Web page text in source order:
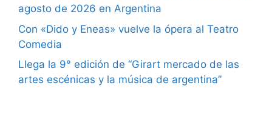
agosto de 2026 en Argentina
Con «Dido y Eneas» vuelve la ópera al Teatro
Comedia
Llega la 9° edición de “Girart mercado de las
artes escénicas y la música de argentina”